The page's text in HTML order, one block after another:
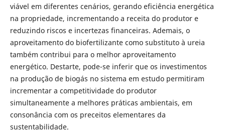
viável em diferentes cenários, gerando eficiência energética
na propriedade, incrementando a receita do produtor e
reduzindo riscos e incertezas financeiras. Ademais, o
aproveitamento do biofertilizante como substituto à ureia
também contribui para o melhor aproveitamento
energético. Destarte, pode-se inferir que os investimentos
na produção de biogás no sistema em estudo permitiram
incrementar a competitividade do produtor
simultaneamente a melhores práticas ambientais, em
consonância com os preceitos elementares da
sustentabilidade.